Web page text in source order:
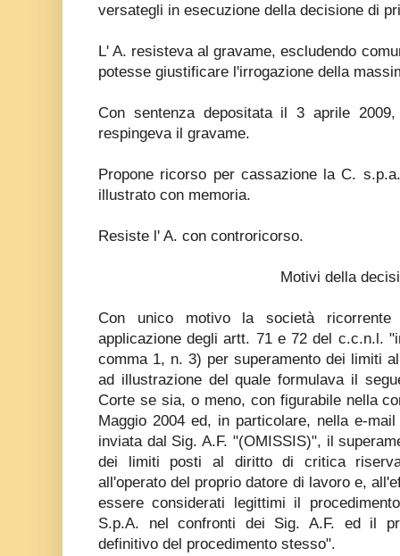
versategli in esecuzione della decisione di
L' A. resisteva al gravame, escludendo
potesse giustificare l'irrogazione della
Con sentenza depositata il 3 aprile
respingeva il gravame.
Propone ricorso per cassazione la C.
illustrato con memoria.
Resiste l' A. con controricorso.
Motivi della
Con unico motivo la società ricorrente
applicazione degli artt. 71 e 72 del c.c.n.l.
comma 1, n. 3) per superamento dei limiti
ad illustrazione del quale formulava il
Corte se sia, o meno, con figurabile nella
Maggio 2004 ed, in particolare, nella e-
inviata dal Sig. A.F. "(OMISSIS)", il
dei limiti posti al diritto di critica
all'operato del proprio datore di lavoro e,
essere considerati legittimi il
S.p.A. nel confronti dei Sig. A.F. ed il
definitivo del procedimento stesso".